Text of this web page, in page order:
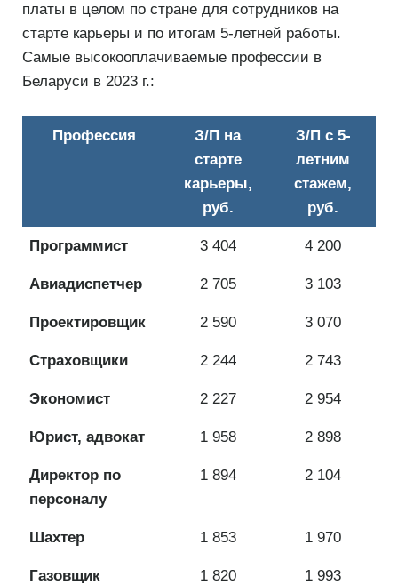
платы в целом по стране для сотрудников на
старте карьеры и по итогам 5-летней работы.
Самые высокооплачиваемые профессии в
Беларуси в 2023 г.:
Профессия
З/П на
старте
карьеры,
руб.
З/П с 5-
летним
стажем,
руб.
Программист 3 404 4 200
Авиадиспетчер 2 705 3 103
Проектировщик 2 590 3 070
Страховщики 2 244 2 743
Экономист 2 227 2 954
Юрист, адвокат 1 958 2 898
Директор по
персоналу
1 894 2 104
Шахтер 1 853 1 970
Газовщик 1 820 1 993